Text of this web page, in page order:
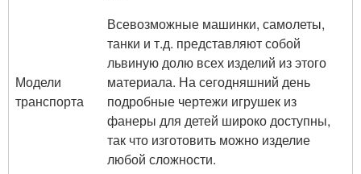
Модели
транспорта
Всевозможные машинки, самолеты,
танки и т.д. представляют собой
львиную долю всех изделий из этого
материала. На сегодняшний день
подробные чертежи игрушек из
фанеры для детей широко доступны,
так что изготовить можно изделие
любой сложности.